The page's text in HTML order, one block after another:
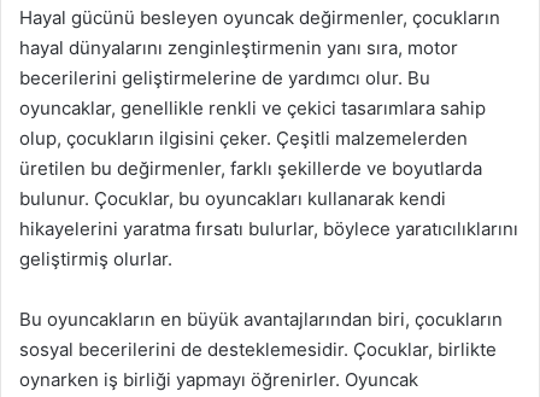
Hayal gücünü besleyen oyuncak değirmenler, çocukların
hayal dünyalarını zenginleştirmenin yanı sıra, motor
becerilerini geliştirmelerine de yardımcı olur. Bu
oyuncaklar, genellikle renkli ve çekici tasarımlara sahip
olup, çocukların ilgisini çeker. Çeşitli malzemelerden
üretilen bu değirmenler, farklı şekillerde ve boyutlarda
bulunur. Çocuklar, bu oyuncakları kullanarak kendi
hikayelerini yaratma fırsatı bulurlar, böylece yaratıcılıklarını
geliştirmiş olurlar.
Bu oyuncakların en büyük avantajlarından biri, çocukların
sosyal becerilerini de desteklemesidir. Çocuklar, birlikte
oynarken iş birliği yapmayı öğrenirler. Oyuncak